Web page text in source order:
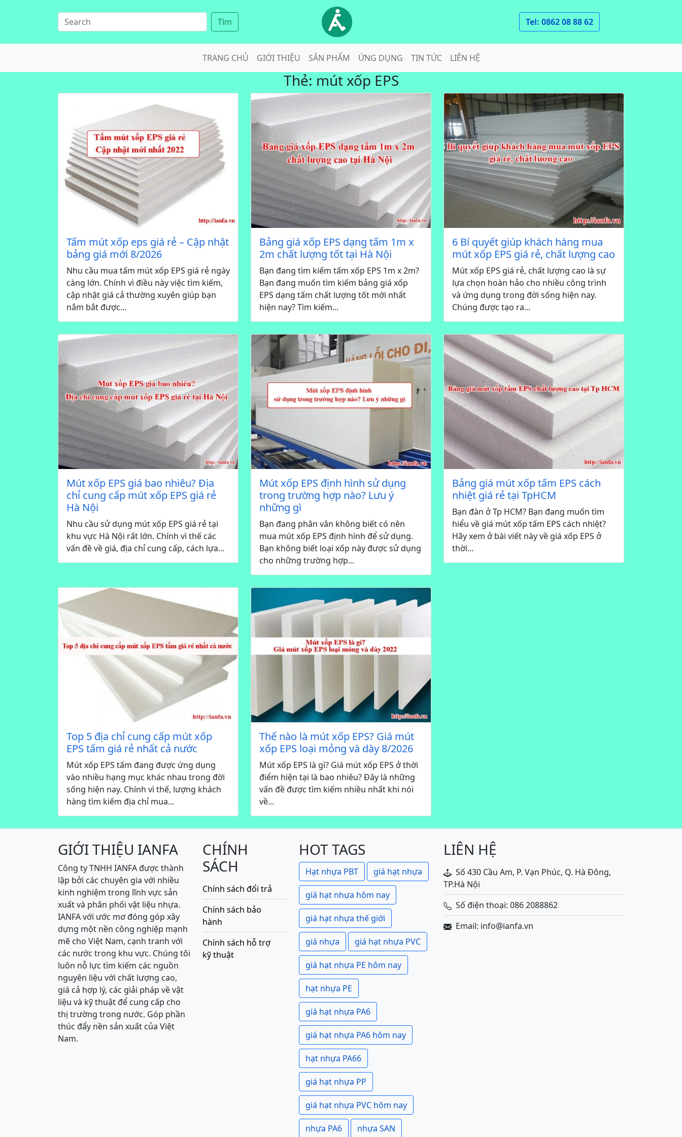
Tìm Tel: 0862 08 88 62
TRANG CHỦ GIỚI THIỆU SẢN PHẨM ỨNG DỤNG TIN TỨC LIÊN HỆ
Thẻ: mút xốp EPS
Tấm mút xốp eps giá rẻ – Cập nhật
bảng giá mới 8/2026
Nhu cầu mua tấm mút xốp EPS giá rẻ ngày
càng lớn. Chính vì điều này việc tìm kiếm,
cập nhật giá cả thường xuyên giúp bạn
nắm bắt được...
Bảng giá xốp EPS dạng tấm 1m x
2m chất lượng tốt tại Hà Nội
Bạn đang tìm kiếm tấm xốp EPS 1m x 2m?
Bạn đang muốn tìm kiếm bảng giá xốp
EPS dạng tấm chất lượng tốt mới nhất
hiện nay? Tìm kiếm...
6 Bí quyết giúp khách hàng mua
mút xốp EPS giá rẻ, chất lượng cao
Mút xốp EPS giá rẻ, chất lượng cao là sự
lựa chọn hoàn hảo cho nhiều công trình
và ứng dụng trong đời sống hiện nay.
Chúng được tạo ra...
Mút xốp EPS giá bao nhiêu? Địa
chỉ cung cấp mút xốp EPS giá rẻ
Hà Nội
Nhu cầu sử dụng mút xốp EPS giá rẻ tại
khu vực Hà Nội rất lớn. Chính vì thế các
vấn đề về giá, địa chỉ cung cấp, cách lựa...
Mút xốp EPS định hình sử dụng
trong trường hợp nào? Lưu ý
những gì
Bạn đang phân vân không biết có nên
mua mút xốp EPS định hình để sử dụng.
Bạn không biết loại xốp này được sử dụng
cho những trường hợp...
Bảng giá mút xốp tấm EPS cách
nhiệt giá rẻ tại TpHCM
Bạn đàn ở Tp HCM? Bạn đang muốn tìm
hiểu về giá mút xốp tấm EPS cách nhiệt?
Hãy xem ở bài viết này về giá xốp EPS ở
thời...
Top 5 địa chỉ cung cấp mút xốp
EPS tấm giá rẻ nhất cả nước
Mút xốp EPS tấm đang được ứng dụng
vào nhiều hạng mục khác nhau trong đời
sống hiện nay. Chính vì thế, lượng khách
hàng tìm kiếm địa chỉ mua...
Thế nào là mút xốp EPS? Giá mút
xốp EPS loại mỏng và dày 8/2026
Mút xốp EPS là gì? Giá mút xốp EPS ở thời
điểm hiện tại là bao nhiêu? Đây là những
vấn đề được tìm kiếm nhiều nhất khi nói
về...
GIỚI THIỆU IANFA
Công ty TNHH IANFA được thành
lập bởi các chuyên gia với nhiều
kinh nghiệm trong lĩnh vực sản
xuất và phân phối vật liệu nhựa.
IANFA với ước mơ đóng góp xây
dựng một nền công nghiệp mạnh
mẽ cho Việt Nam, cạnh tranh với
các nước trong khu vực. Chúng tôi
luôn nỗ lực tìm kiếm các nguồn
nguyên liệu với chất lượng cao,
giá cả hợp lý, các giải pháp về vật
liệu và kỹ thuật để cung cấp cho
thị trường trong nước. Góp phần
thúc đẩy nền sản xuất của Việt
Nam.
CHÍNH
SÁCH
Chính sách đổi trả
Chính sách bảo
hành
Chính sách hỗ trợ
kỹ thuật
HOT TAGS
Hạt nhựa PBT giá hạt nhựa
giá hạt nhựa hôm nay
giá hạt nhựa thế giới
giá nhựa giá hạt nhựa PVC
giá hạt nhựa PE hôm nay
hạt nhựa PE
giá hạt nhựa PA6
giá hạt nhựa PA6 hôm nay
hạt nhựa PA66
giá hạt nhựa PP
giá hạt nhựa PVC hôm nay
nhựa PA6 nhựa SAN
LIÊN HỆ
Số 430 Cầu Am, P. Vạn Phúc, Q. Hà Đông,
TP.Hà Nội
Số điện thoại: 086 2088862
Email: info@ianfa.vn